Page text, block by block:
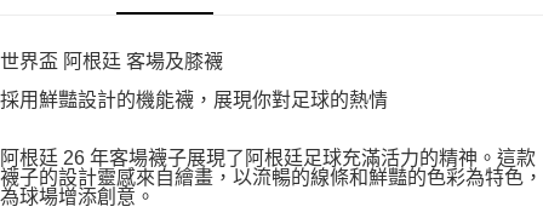
世界盃 阿根廷 客場及膝襪
採用鮮豔設計的機能襪，展現你對足球的熱情
阿根廷 26 年客場襪子展現了阿根廷足球充滿活力的精神。這款
襪子的設計靈感來自繪畫，以流暢的線條和鮮豔的色彩為特色，
為球場增添創意。